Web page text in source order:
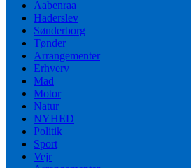
Aabenraa
Haderslev
Sønderborg
Tønder
Arrangementer
Erhverv
Mad
Motor
Natur
NYHED
Politik
Sport
Vejr